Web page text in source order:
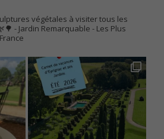
végétales à visiter tous les
- Jardin Remarquable - Les Plus